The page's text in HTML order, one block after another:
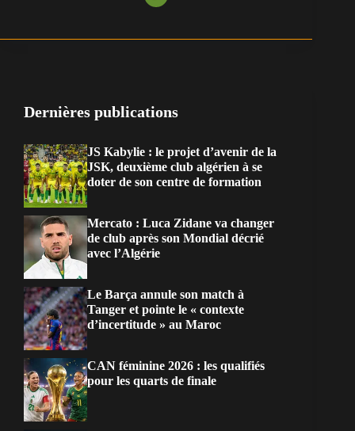
Dernières publications
JS Kabylie : le projet d’avenir de la
JSK, deuxième club algérien à se
doter de son centre de formation
Mercato : Luca Zidane va changer
de club après son Mondial décrié
avec l’Algérie
Le Barça annule son match à
Tanger et pointe le « contexte
d’incertitude » au Maroc
CAN féminine 2026 : les qualifiés
pour les quarts de finale